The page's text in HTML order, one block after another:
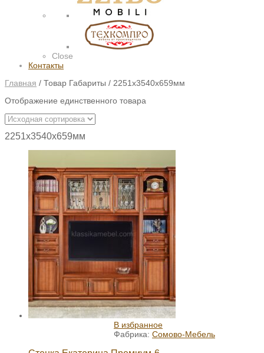
Close
Контакты
Главная / Товар Габариты / 2251х3540х659мм
Отображение единственного товара
2251х3540х659мм
В избранное
Фабрика: Сомово-Мебель